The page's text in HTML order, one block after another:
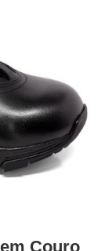
Couro